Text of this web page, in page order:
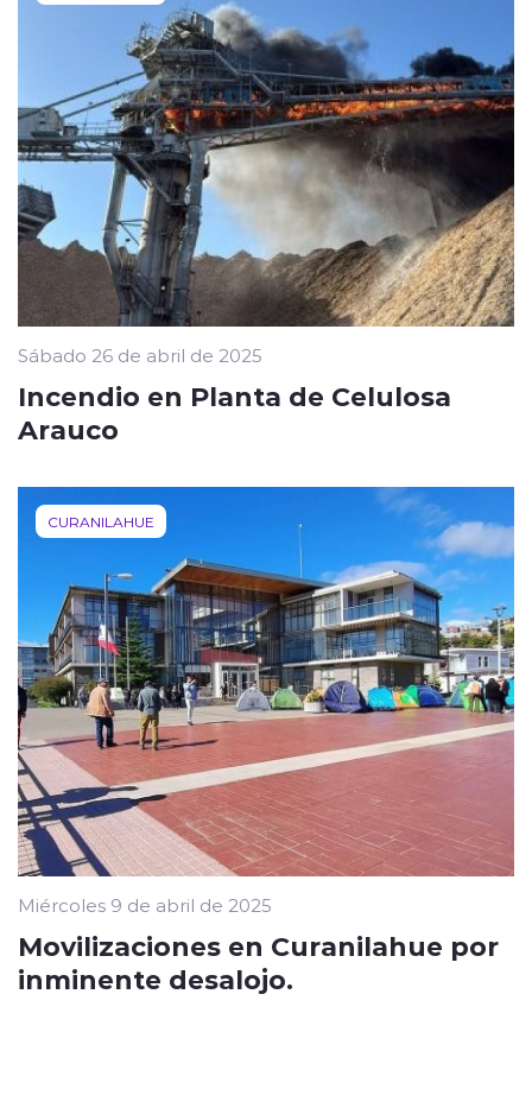
Sábado 26 de abril de 2025
Incendio en Planta de Celulosa
Arauco
CURANILAHUE
Miércoles 9 de abril de 2025
Movilizaciones en Curanilahue por
inminente desalojo.